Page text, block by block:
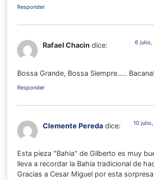
Responder
Rafael Chacin dice: 6 julio,
Bossa Grande, Bossa Siempre…..
Responder
Clemente Pereda dice: 10
Esta pieza "Bahia" de Gilberto es muy
lleva a recordar la Bahia tradicional de
Gracias a Cesar Miguel por esta